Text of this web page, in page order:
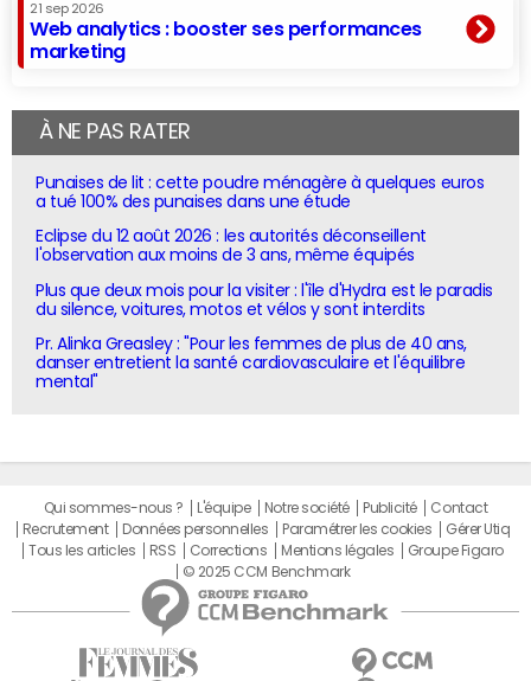
21 sep 2026
Web analytics : booster ses performances
marketing
À NE PAS RATER
Punaises de lit : cette poudre ménagère à quelques euros
a tué 100% des punaises dans une étude
Eclipse du 12 août 2026 : les autorités déconseillent
l'observation aux moins de 3 ans, même équipés
Plus que deux mois pour la visiter : l'île d'Hydra est le paradis
du silence, voitures, motos et vélos y sont interdits
Pr. Alinka Greasley : "Pour les femmes de plus de 40 ans,
danser entretient la santé cardiovasculaire et l'équilibre
mental"
Qui sommes-nous ? L'équipe Notre société Publicité
Contact
Recrutement
Données personnelles Paramétrer les cookies
Gérer Utiq
Tous les articles
RSS Corrections Mentions légales
Groupe Figaro
© 2025 CCM Benchmark